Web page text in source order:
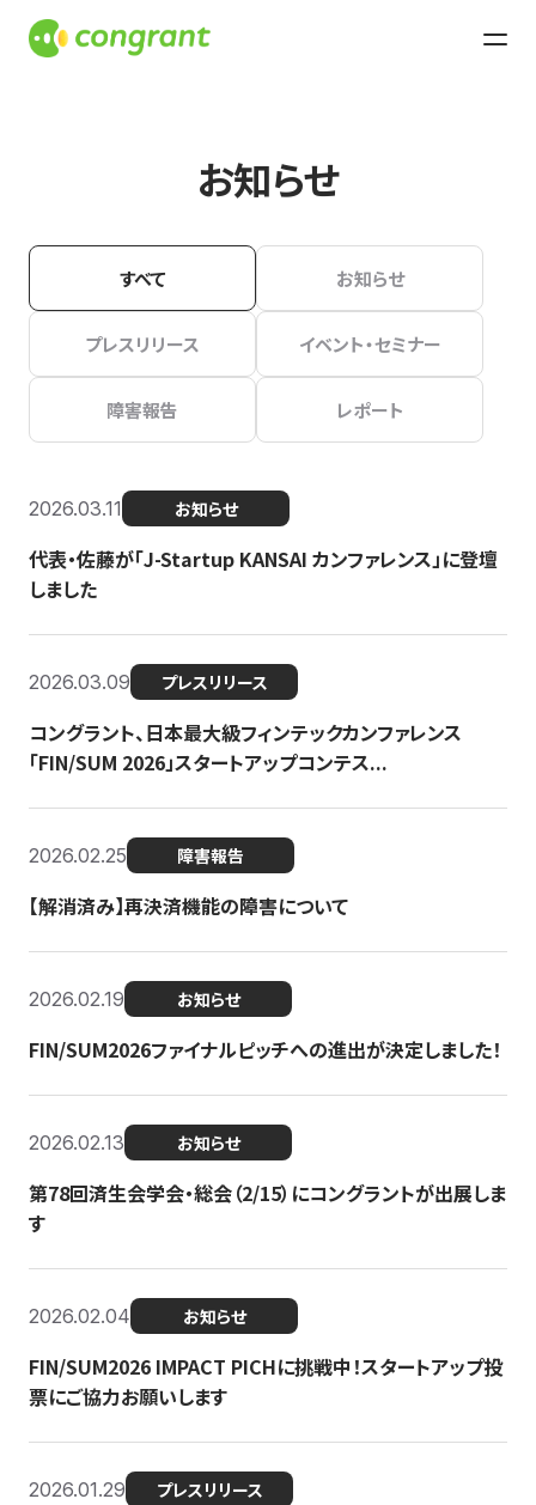
お知らせ
すべて お知らせ
プレスリリース イベント・セミナー
障害報告 レポート
2026.03.11 お知らせ
代表・佐藤が「J-Startup KANSAI カンファレンス」に登壇
しました
2026.03.09 プレスリリース
コングラント、日本最大級フィンテックカンファレンス
「FIN/SUM 2026」スタートアップコンテス...
2026.02.25 障害報告
【解消済み】再決済機能の障害について
2026.02.19 お知らせ
FIN/SUM2026ファイナルピッチへの進出が決定しました！
2026.02.13 お知らせ
第78回済生会学会・総会（2/15）にコングラントが出展しま
す
2026.02.04 お知らせ
FIN/SUM2026 IMPACT PICHに挑戦中！スタートアップ投
票にご協力お願いします
2026.01.29 プレスリリース